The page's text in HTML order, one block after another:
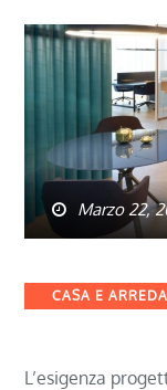
Marzo 22,
Categories
CASA E
L’esigenza